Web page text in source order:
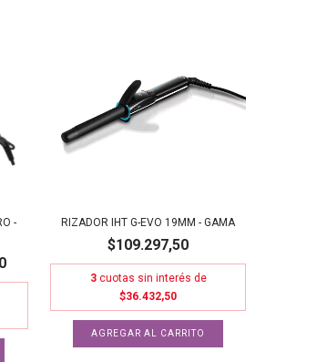
-
RIZADOR IHT G-EVO 19MM - GAMA
$109.297,50
3 cuotas sin interés de
$36.432,50